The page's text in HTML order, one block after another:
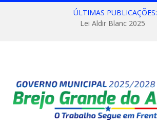
ÚLTIMAS PUBLICAÇÕES:
Lei Aldir Blanc 2025